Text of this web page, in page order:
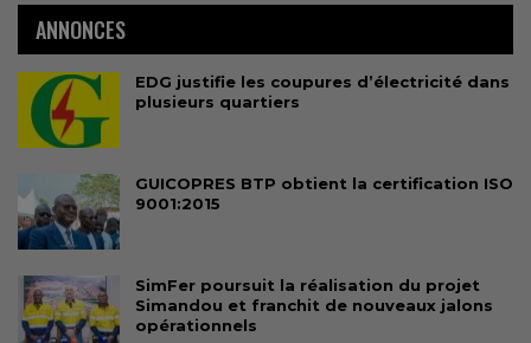
ANNONCES
EDG justifie les coupures d’électricité dans
plusieurs quartiers
GUICOPRES BTP obtient la certification ISO
9001:2015
SimFer poursuit la réalisation du projet
Simandou et franchit de nouveaux jalons
opérationnels